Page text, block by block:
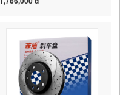
X9 sửa đổi đĩa phanh